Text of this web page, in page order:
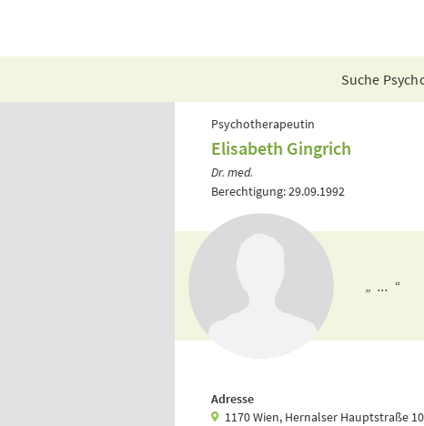
Suche
Psychotherapeutin
Elisabeth Gingrich
Dr. med.
Berechtigung: 29.09.1992
„ ... “
Adresse
1170 Wien, Hernalser Hauptstraße